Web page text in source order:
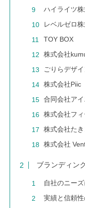
ハイライツ
レベルゼロ
TOY BOX
株式会社
ごりらデザイ
株式会社Piic
合同会社ア
株式会社フ
株式会社た
株式会社
ブランディン
自社のニー
実績と信頼